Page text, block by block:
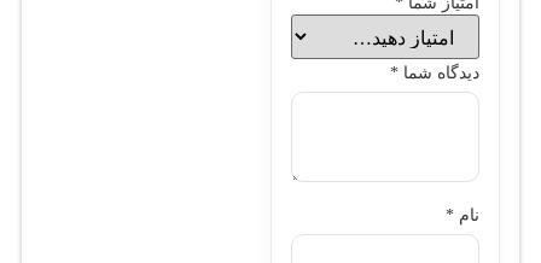
دیدگاه شما *
نام *